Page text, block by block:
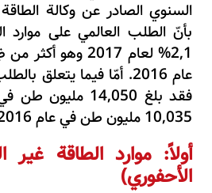
السنوي الصادر عن وكالة
بأنّ الطلب العالمي على موارد
2,1% لعام 2017وهو أكثر من
عام 2016. أمّا فيما يتعلق
فقد بلغ
14,050 مليون طن
10,035 مليون طن في عام
أولاً: موارد الطاقة غير
الأحفوري)